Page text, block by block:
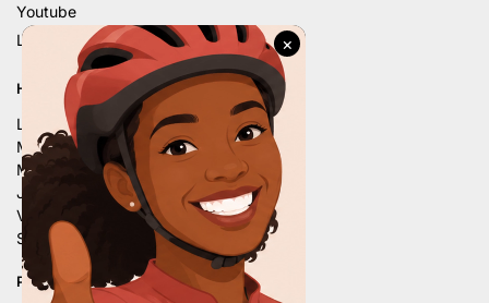
Youtube
Linkedin
HORAIRE D’ÉTÉ
Lu. – 9h – 12h | 14h – 18h
Ma. – 9h – 12h | 14h – 18h
Me. – 9h – 12h | 14h – 18h
Je. – 9h – 12h | 14h – 18h
Ve. – 9h – 12h | 14h – 18h
Sa. – 9h – 12h | 13h30 – 16h
PLUS DE 80 AVIS 5 ÉTOILES